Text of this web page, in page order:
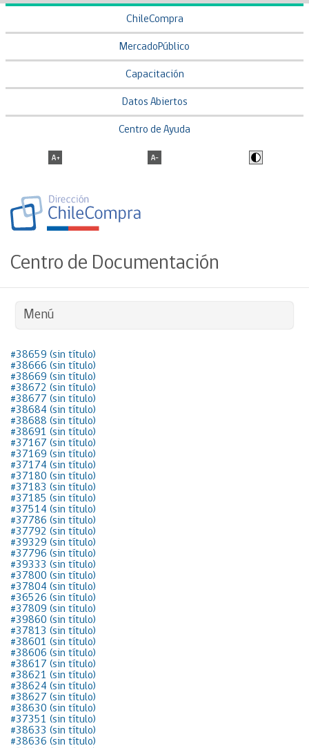
ChileCompra
MercadoPúblico
Capacitación
Datos Abiertos
Centro de Ayuda
Centro de Documentación
Menú
#38659 (sin título)
#38666 (sin título)
#38669 (sin título)
#38672 (sin título)
#38677 (sin título)
#38684 (sin título)
#38688 (sin título)
#38691 (sin título)
#37167 (sin título)
#37169 (sin título)
#37174 (sin título)
#37180 (sin título)
#37183 (sin título)
#37185 (sin título)
#37514 (sin título)
#37786 (sin título)
#37792 (sin título)
#39329 (sin título)
#37796 (sin título)
#39333 (sin título)
#37800 (sin título)
#37804 (sin título)
#36526 (sin título)
#37809 (sin título)
#39860 (sin título)
#37813 (sin título)
#38601 (sin título)
#38606 (sin título)
#38617 (sin título)
#38621 (sin título)
#38624 (sin título)
#38627 (sin título)
#38630 (sin título)
#37351 (sin título)
#38633 (sin título)
#38636 (sin título)